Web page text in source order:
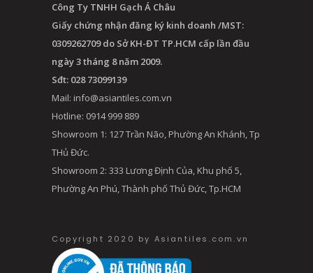
Công Ty TNHH Gạch Á Châu
Giấy chứng nhận đăng ký kinh doanh /MST:
0309262709 do Sở KH-ĐT TP.HCM cấp lần đầu
ngày 3 tháng 8 năm 2009.
Sđt: 028 73099139
Mail: info@asiantiles.com.vn
Hotline: 0914 999 889
Showroom 1: 127 Trần Não, Phường An Khánh, Tp
THủ Đức.
Showroom 2: 333 Lương Định Của, Khu phố 5,
Phường An Phú, Thành phố Thủ Đức, Tp.HCM
Copyright 2020 by Asiantiles.com.vn